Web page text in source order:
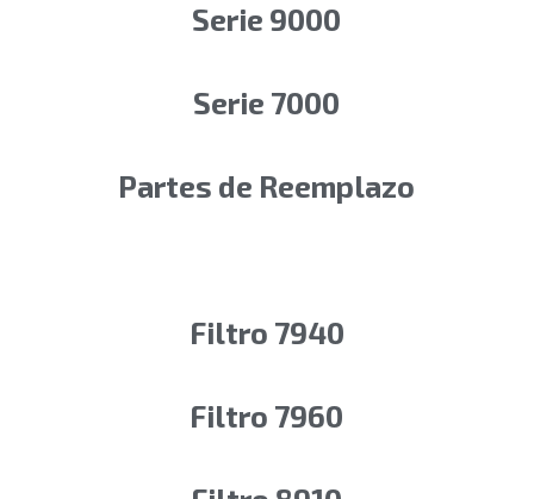
Serie 9000
Serie 7000
Partes de Reemplazo
Filtro 7940
Filtro 7960